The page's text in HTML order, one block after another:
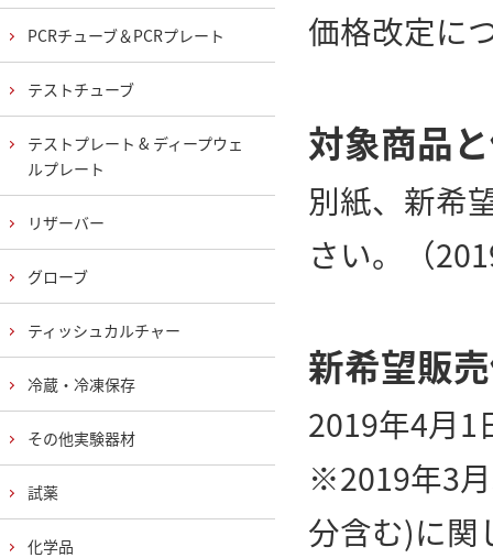
価格改定に
対象商品
別紙、 新希
さい。（
新希望販
2019年4月1
※2019年3
分含む)に関
PCRチューブ＆PCRプレート
テストチューブ
テストプレート & ディープウェ
ルプレート
リザーバー
グローブ
ティッシュカルチャー
冷蔵・冷凍保存
その他実験器材
試薬
化学品